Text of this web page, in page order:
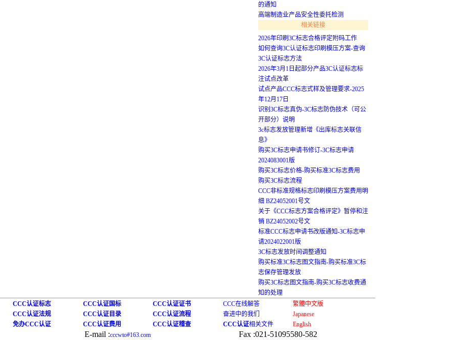
的通知
高端制造业产品安全性委托检测
相关链接
2026年印刷3C标志合格评定附码工作
如何查询3C认证标志印刷模压方案-查询
3C认证标志方法
2026年3月1日起部分产品3C认证标志标
注试点改革
试点产品CCC标志式样及管理要求-2025
年12月17日
识别3C标志真伪-3C标志防伪技术（可公
开部分）说明
3c标志发放管理新增《出库标志关联信
息》
购买3C标志申请书修订-3C标志申请
2024083001版
购买3C标志价格-购买标准3C标志费用
购买3C标志流程
CCC非标准规格标志印刷模压方案费用明
细 BZ24052001号文
关于《CCC标志方案合格评定》暂停和注
销 BZ24052002号文
标准CCC标志申请书改版通知-3C标志申
请2024022001版
3C标志发放时间调整通知
购买标准3C标志图文指南-购买标准3C标
志保存管理发放
购买3C标志图文指南-购买3C标志收费通
知的处理
CCC认证标志
CCC认证法规
免办CCC认证
CCC认证国标
CCC认证目录
CCC认证费用
CCC认证证书
CCC认证流程
CCC认证稽查
CCC在线解答
奋进中的我们
CCC认证相关文件
繁體中文版
Japanese
English
E-mail :cccwto#163.com Fax :021-51095580-582